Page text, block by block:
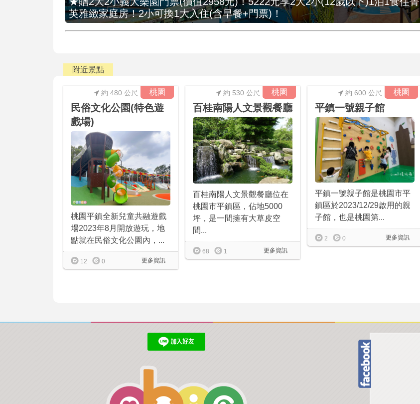
英雅緻家庭房！2小可換1大入住(含早餐+門票)！
附近景點
桃園
約 480 公尺
民俗文化公園(特色遊
戲場)
桃園平鎮全新兒童共融遊戲
場2023年8月開放遊玩，地
點就在民俗文化公園內，...
更多資訊
12 0
桃園
約 530 公尺
百桂南陽人文景觀餐廳
百桂南陽人文景觀餐廳位在
桃園市平鎮區，佔地5000
坪，是一間擁有大草皮空
間...
更多資訊
68 1
桃園
約 600 公尺
平鎮一號親子館
平鎮一號親子館是桃園市平
鎮區於2023/12/29啟用的親
子館，也是桃園第...
更多資訊
2 0